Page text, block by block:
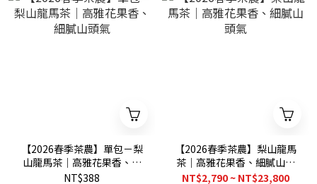
【2026春季茶農】單包－梨
山龍馬茶｜高雅花果香、細
膩山頭氣
NT$388
【2026春季茶農】梨山龍馬
茶｜高雅花果香、細膩山頭
氣
NT$2,790 ~ NT$23,800